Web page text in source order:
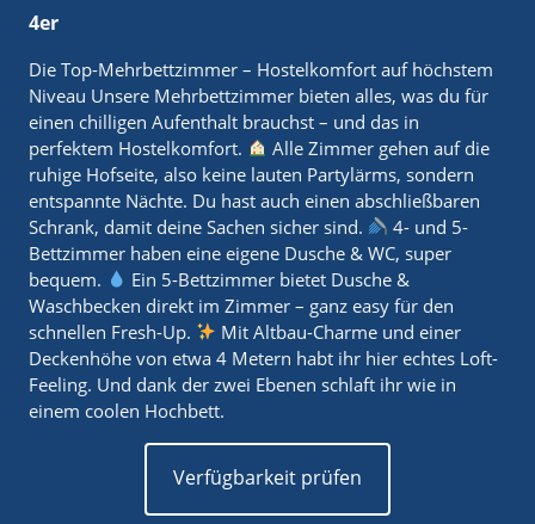
4er
Die Top-Mehrbettzimmer – Hostelkomfort auf höchstem
Niveau Unsere Mehrbettzimmer bieten alles, was du für
einen chilligen Aufenthalt brauchst – und das in
perfektem Hostelkomfort.
Alle Zimmer gehen auf die
ruhige Hofseite, also keine lauten Partylärms, sondern
entspannte Nächte. Du hast auch einen abschließbaren
Schrank, damit deine Sachen sicher sind.
4- und 5-
Bettzimmer haben eine eigene Dusche & WC, super
bequem.
Ein 5-Bettzimmer bietet Dusche &
Waschbecken direkt im Zimmer – ganz easy für den
schnellen Fresh-Up.
Mit Altbau-Charme und einer
Deckenhöhe von etwa 4 Metern habt ihr hier echtes Loft-
Feeling. Und dank der zwei Ebenen schlaft ihr wie in
einem coolen Hochbett.
Verfügbarkeit prüfen